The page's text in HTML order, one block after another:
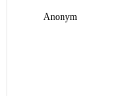
Anonym